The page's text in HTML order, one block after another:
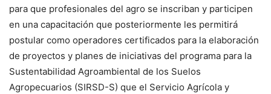
para que profesionales del agro se inscriban y participen
en una capacitación que posteriormente les permitirá
postular como operadores certificados para la elaboración
de proyectos y planes de iniciativas del programa para la
Sustentabilidad Agroambiental de los Suelos
Agropecuarios (SIRSD-S) que el Servicio Agrícola y